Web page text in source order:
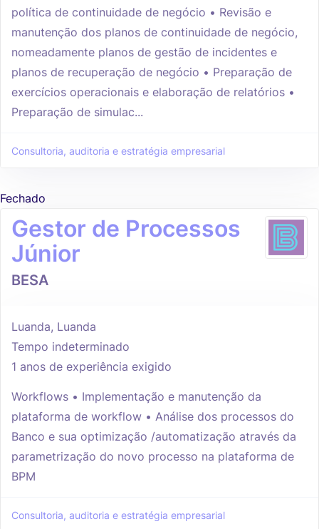
política de continuidade de negócio • Revisão e
manutenção dos planos de continuidade de negócio,
nomeadamente planos de gestão de incidentes e
planos de recuperação de negócio • Preparação de
exercícios operacionais e elaboração de relatórios •
Preparação de simulac...
Consultoria, auditoria e estratégia empresarial
Fechado
Gestor de Processos
Júnior
BESA
Luanda, Luanda
Tempo indeterminado
1 anos de experiência exigido
Workflows • Implementação e manutenção da
plataforma de workflow • Análise dos processos do
Banco e sua optimização /automatização através da
parametrização do novo processo na plataforma de
BPM
Consultoria, auditoria e estratégia empresarial